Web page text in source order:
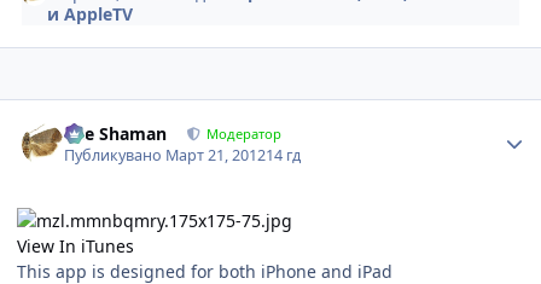
и AppleTV
The Shaman Модератор
Публикувано Март 21, 201214 гд
View In iTunes
This app is designed for both iPhone and iPad